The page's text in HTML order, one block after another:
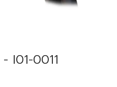
I01-0011